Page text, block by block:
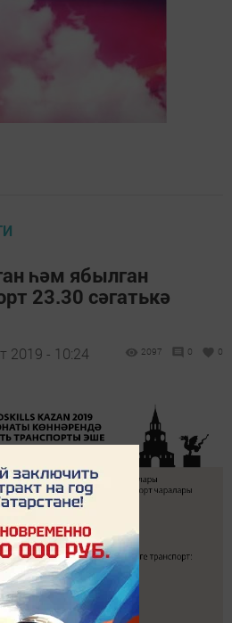
һәм ябылган
23.30 сәгатькә
2019 - 10:24 2097 0 0